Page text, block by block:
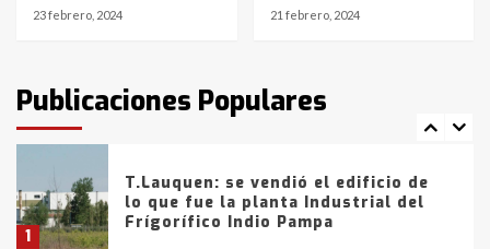
23 febrero, 2024 21 febrero, 2024
Publicaciones Populares
fueron detenidos por
comercialización de drogas en la
tarde del sábado
1
T.Lauquen: se vendió el edificio de
lo que fue la planta Industrial del
Frígorífico Indio Pampa